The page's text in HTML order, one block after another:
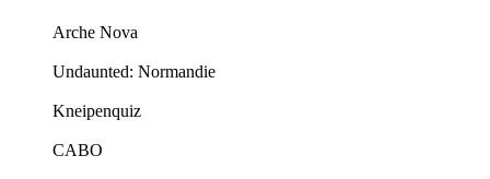
Arche Nova
Undaunted: Normandie
Kneipenquiz
CABO